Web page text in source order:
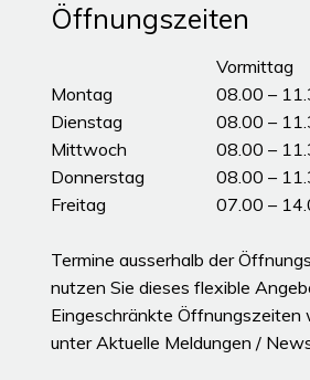
Öffnungszeiten
Öffnungszeiten Vormittag
Vormittag
Montag
08.00 –
Dienstag
08.00 –
Mittwoch
08.00 –
Donnerstag
08.00 –
Freitag
07.00 –
Termine ausserhalb der
nutzen Sie dieses flexible
Eingeschränkte Öffnungszeiten
unterAktuelle Meldungen /